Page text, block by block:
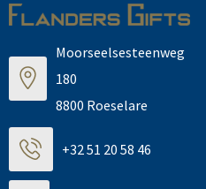
Moorseelsesteenweg
180
8800 Roeselare
+32 51 20 58 46